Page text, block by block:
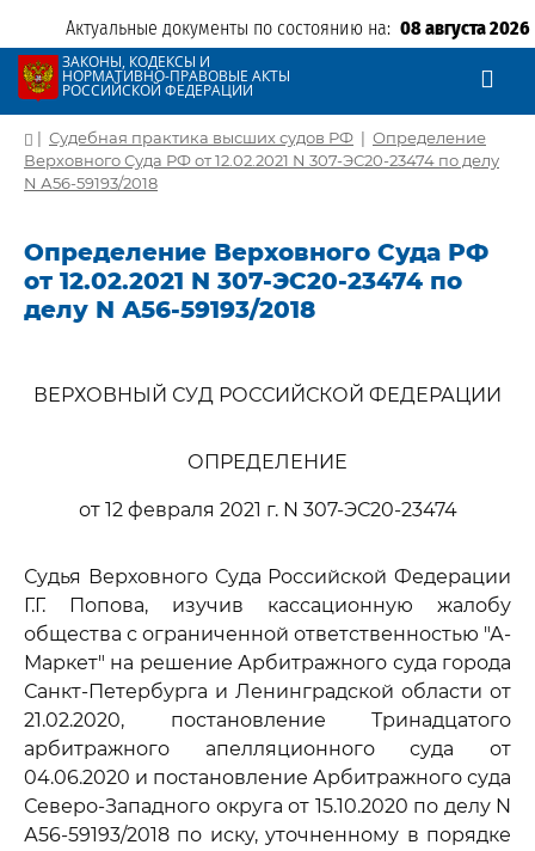
Актуальные документы по состоянию на: 08 августа 2026
ЗАКОНЫ, КОДЕКСЫ И
НОРМАТИВНО-ПРАВОВЫЕ АКТЫ
РОССИЙСКОЙ ФЕДЕРАЦИИ
| Судебная практика высших судов РФ | Определение
Верховного Суда РФ от 12.02.2021 N 307-ЭС20-23474 по делу
N А56-59193/2018
Определение Верховного Суда РФ
от 12.02.2021 N 307-ЭС20-23474 по
делу N А56-59193/2018
ВЕРХОВНЫЙ СУД РОССИЙСКОЙ ФЕДЕРАЦИИ
ОПРЕДЕЛЕНИЕ
от 12 февраля 2021 г. N 307-ЭС20-23474
Судья Верховного Суда Российской Федерации
Г.Г. Попова, изучив кассационную жалобу
общества с ограниченной ответственностью "А-
Маркет" на решение Арбитражного суда города
Санкт-Петербурга и Ленинградской области от
21.02.2020, постановление Тринадцатого
арбитражного апелляционного суда от
04.06.2020 и постановление Арбитражного суда
Северо-Западного округа от 15.10.2020 по делу N
А56-59193/2018 по иску, уточненному в порядке